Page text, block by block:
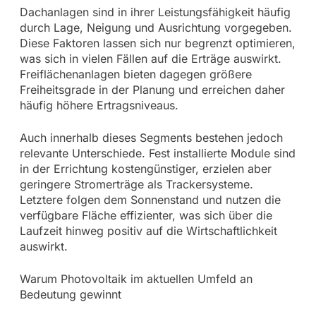
Dachanlagen sind in ihrer Leistungsfähigkeit häufig
durch Lage, Neigung und Ausrichtung vorgegeben.
Diese Faktoren lassen sich nur begrenzt optimieren,
was sich in vielen Fällen auf die Erträge auswirkt.
Freiflächenanlagen bieten dagegen größere
Freiheitsgrade in der Planung und erreichen daher
häufig höhere Ertragsniveaus.
Auch innerhalb dieses Segments bestehen jedoch
relevante Unterschiede. Fest installierte Module sind
in der Errichtung kostengünstiger, erzielen aber
geringere Stromerträge als Trackersysteme.
Letztere folgen dem Sonnenstand und nutzen die
verfügbare Fläche effizienter, was sich über die
Laufzeit hinweg positiv auf die Wirtschaftlichkeit
auswirkt.
Warum Photovoltaik im aktuellen Umfeld an
Bedeutung gewinnt